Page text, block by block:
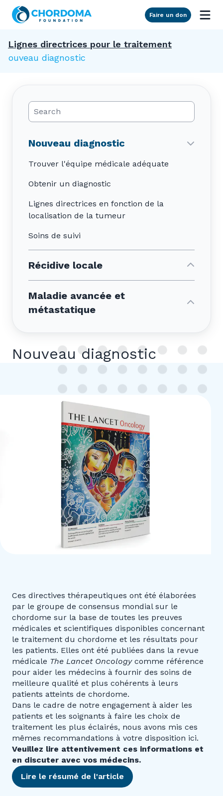
Skip to Main Content
Faire un don
Lignes directrices pour le traitement
Nouveau diagnostic
Nouveau diagnostic
Trouver l'équipe médicale adéquate
Obtenir un diagnostic
Lignes directrices en fonction de la
localisation de la tumeur
Soins de suivi
Récidive locale
Maladie avancée et
métastatique
Nouveau diagnostic
Ces directives thérapeutiques ont été élaborées
par le groupe de consensus mondial sur le
chordome sur la base de toutes les preuves
médicales et scientifiques disponibles concernant
le traitement du chordome et les résultats pour
les patients. Elles ont été publiées dans la revue
médicale The Lancet Oncology comme référence
pour aider les médecins à fournir des soins de
meilleure qualité et plus cohérents à leurs
patients atteints de chordome.
Dans le cadre de notre engagement à aider les
patients et les soignants à faire les choix de
traitement les plus éclairés, nous avons mis ces
mêmes recommandations à votre disposition ici.
Veuillez lire attentivement ces informations et
en discuter avec vos médecins.
Lire le résumé de l'article